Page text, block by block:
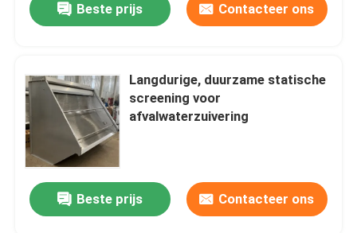
Beste prijs Contacteer ons
Langdurige, duurzame statische
screening voor
afvalwaterzuivering
Beste prijs Contacteer ons